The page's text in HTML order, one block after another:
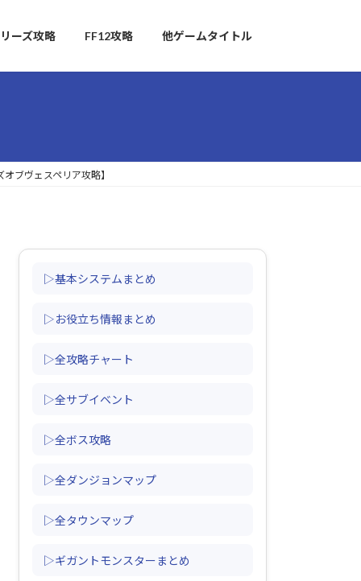
ーズ攻略 FF12攻略 他ゲームタイトル
ブヴェスペリア攻略】
▷基本システムまとめ
▷お役立ち情報まとめ
▷全攻略チャート
▷全サブイベント
▷全ボス攻略
▷全ダンジョンマップ
▷全タウンマップ
▷ギガントモンスターまとめ